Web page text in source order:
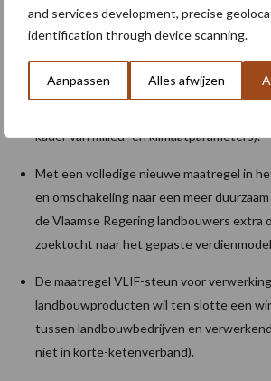
and services development, precise
identification through device scanning.
Aanpassen Alles afwijzen
versterken op het platteland.
De VLIF-maatregel voor het
investeringen op landbouwbedrijven
kader van milieu- en klimaatparameters).
Met een volledige nieuwe maatregel in
en omschakeling naar een meer
de Vlaamse Regering landbouwers extra
zoektocht naar het gepaste
De maatregel VLIF-steun voor
landbouwproducten wil ten slotte een
tussen landbouwbedrijven en
niet in korte-ketenverband).